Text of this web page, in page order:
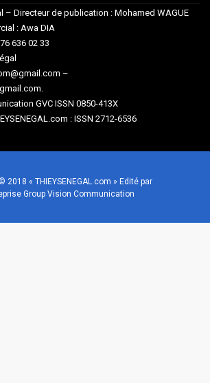
– Directeur de publication : Mohamed WAGUE
: Awa DIA
636 02 33
–
GVC ISSN 0850-413X
: ISSN 2712-6536
2018 « THIEYSENEGAL.com » Edité par
Group Vision Communication